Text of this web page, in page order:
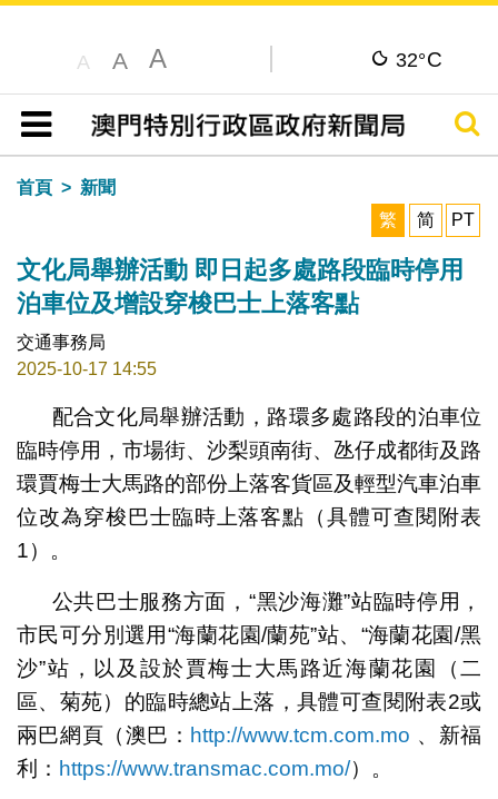
A A A 32°C
目錄
搜尋
首頁
新聞
繁
简 PT
文化局舉辦活動 即日起多處路段臨時停用
泊車位及增設穿梭巴士上落客點
交通事務局
2025-10-17 14:55
配合文化局舉辦活動，路環多處路段的泊車位
臨時停用，市場街、沙梨頭南街、氹仔成都街及路
環賈梅士大馬路的部份上落客貨區及輕型汽車泊車
位改為穿梭巴士臨時上落客點（具體可查閱附表
1）。
公共巴士服務方面，“黑沙海灘”站臨時停用，
市民可分別選用“海蘭花園/蘭苑”站、“海蘭花園/黑
沙”站，以及設於賈梅士大馬路近海蘭花園（二
區、菊苑）的臨時總站上落，具體可查閱附表2或
兩巴網頁（澳巴： http://www.tcm.com.mo 、新福
利： https://www.transmac.com.mo/）。